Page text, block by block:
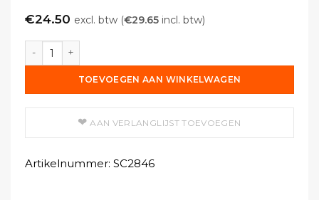
€24.50 excl. btw (€29.65 incl. btw)
Voorfilterset PureAirPro 6000 Serie aantal
TOEVOEGEN AAN WINKELWAGEN
AAN VERLANGLIJST TOEVOEGEN
Artikelnummer: SC2846